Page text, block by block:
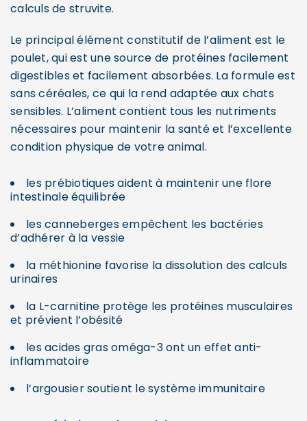
calculs de struvite.
Le principal élément constitutif de l’aliment est le
poulet, qui est une source de protéines facilement
digestibles et facilement absorbées. La formule est
sans céréales, ce qui la rend adaptée aux chats
sensibles. L’aliment contient tous les nutriments
nécessaires pour maintenir la santé et l’excellente
condition physique de votre animal.
les prébiotiques aident à maintenir une flore
intestinale équilibrée
les canneberges empêchent les bactéries
d’adhérer à la vessie
la méthionine favorise la dissolution des calculs
urinaires
la L-carnitine protège les protéines musculaires
et prévient l’obésité
les acides gras oméga-3 ont un effet anti-
inflammatoire
l’argousier soutient le système immunitaire